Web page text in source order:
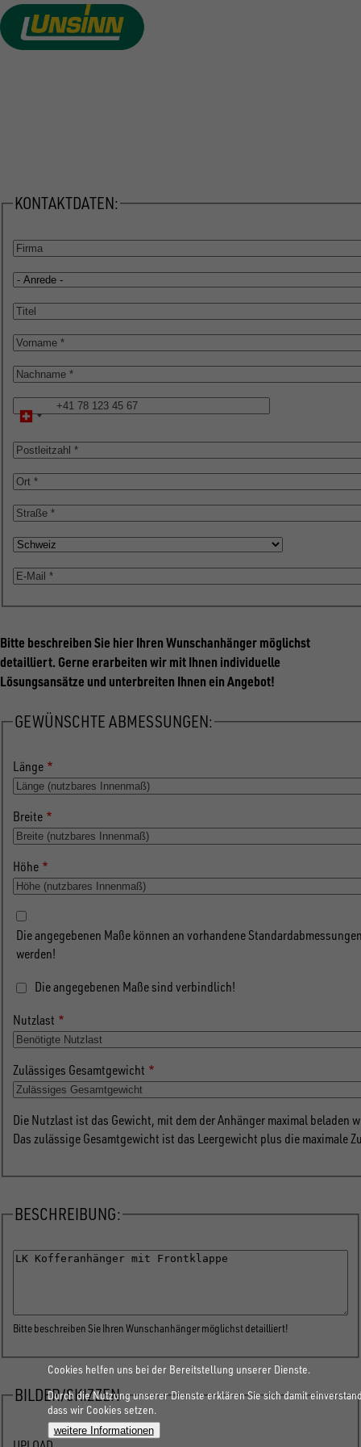
Direkt
zum
Inhalt
KONTAKTDATEN:
Firma
Anrede
Titel
Vorname
Nachname
Postleitzahl
Ort
Straße
Land
E-
Bitte beschreiben Sie hier Ihren Wunschanhänger möglichst
detailliert. Gerne erarbeiten wir mit Ihnen individuelle
Lösungsansätze und unterbreiten Ihnen ein Angebot!
GEWÜNSCHTE ABMESSUNGEN:
Länge
Breite
Höhe
Die angegebenen Maße können an vorhandene
werden!
Die angegebenen Maße sind verbindlich!
Nutzlast
Zulässiges Gesamtgewicht
Die Nutzlast ist das Gewicht, mit dem der Anhänger maximal beladen
Das zulässige Gesamtgewicht ist das Leergewicht plus die maximale
BESCHREIBUNG:
Beschreibung
Bitte beschreiben Sie Ihren Wunschanhänger möglichst detailliert!
BILDER/SKIZZEN
Bilder/Skizzen
Cookies helfen uns bei der Bereitstellung unserer Dienste.
Durch die Nutzung unserer Dienste erklären Sie sich damit
dass wir Cookies setzen.
weitere Informationen